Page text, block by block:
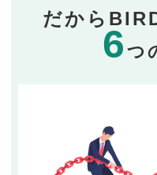
だから
6つ